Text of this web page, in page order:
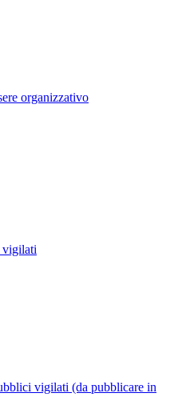
organizzativo
vigilati (da pubblicare in